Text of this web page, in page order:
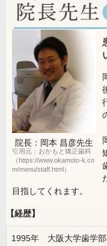
院長：岡本 昌彦先生
引用元：おかもと矯正歯科
（https://www.okamoto-k.co
m/menu/staff.html）
目指してくれます。
【経歴】
1995年 大阪大学歯学